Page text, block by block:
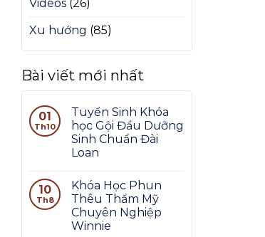
Videos (26)
Xu hướng (85)
Bài viết mới nhất
01
Th10
Tuyển Sinh Khóa
học Gội Đầu Dưỡng
Sinh Chuẩn Đài
Loan
10
Th8
Khóa Học Phun
Thêu Thẩm Mỹ
Chuyên Nghiệp
Winnie